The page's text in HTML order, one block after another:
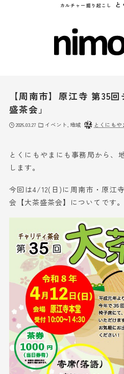
カルチャー掘り起こし と
【周南市】原江寺 第35
盛茶会」
2026.03.27 イベント 地域 とくにもや
とくにもやまにも事務局から、
します。
今回は4/12(日)に周南市・原江
会【大茶盛茶会】についてです。